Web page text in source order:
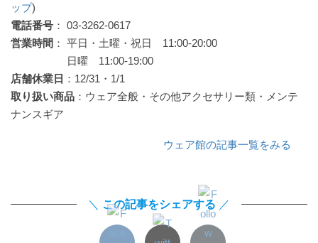
ップ)
電話番号 ： 03-3262-0617
営業時間 ： 平日・土曜・祝日 11:00-20:00
日曜 11:00-19:00
店舗休業日 ：12/31・1/1
取り扱い商品 ：ウェア全般・その他アクセサリー類・メンテ
ナンスギア
ウェア館の記事一覧をみる
＼ この記事をシェアする ／